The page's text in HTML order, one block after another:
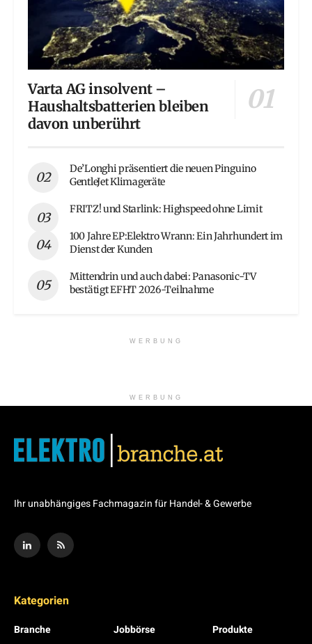
Varta AG insolvent –
Haushaltsbatterien bleiben
davon unberührt
De’Longhi präsentiert die neuen Pinguino
GentleJet Klimageräte
FRITZ! und Starlink: Highspeed ohne Limit
100 Jahre EP:Elektro Wrann: Ein Jahrhundert im
Dienst der Kunden
Mittendrin und auch dabei: Panasonic-TV
bestätigt EFHT 2026-Teilnahme
WERBUNG
WERBUNG
Ihr unabhängiges Fachmagazin für Handel- & Gewerbe
Kategorien
Branche Jobbörse Produkte